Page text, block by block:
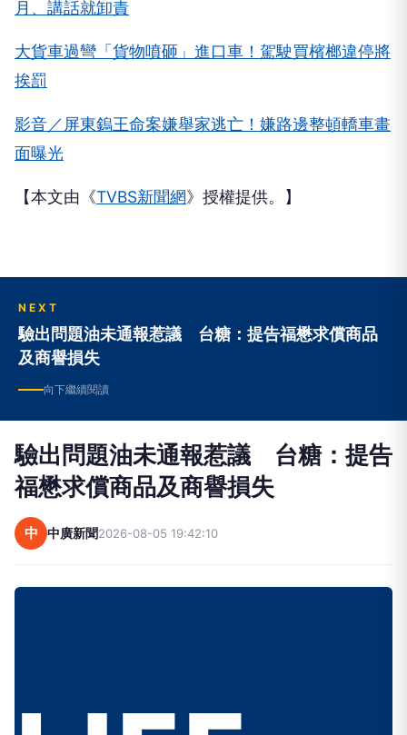
月、講話就卸責
大貨車過彎「貨物噴砸」進口車！駕駛買檳榔違停將
挨罰
影音／屏東鎢王命案嫌舉家逃亡！嫌路邊整頓轎車畫
面曝光
【本文由《TVBS新聞網》授權提供。】
NEXT
驗出問題油未通報惹議 台糖：提告福懋求償商品
及商譽損失
向下繼續閱讀
驗出問題油未通報惹議 台糖：提告
福懋求償商品及商譽損失
中 中廣新聞2026-08-05 19:42:10